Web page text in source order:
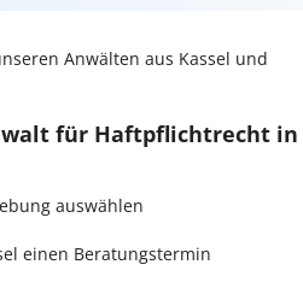
Anwälten aus Kassel und
für Haftpflichtrecht in
auswählen
einen Beratungstermin